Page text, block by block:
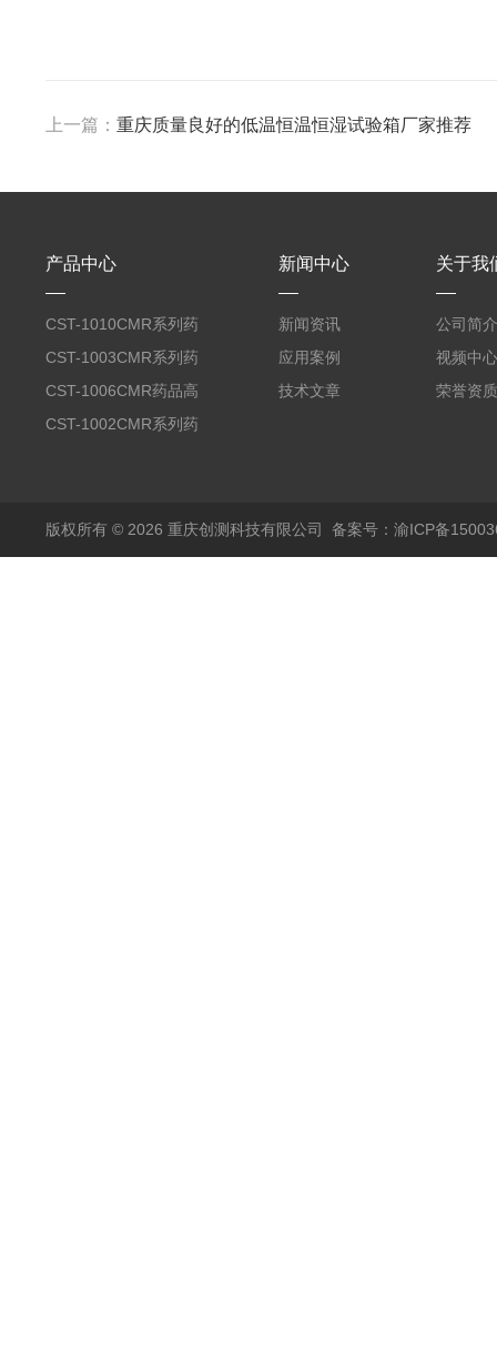
上一篇： 重庆质量良好的低温恒温恒湿试验箱厂家推荐
产品中心
CST-1010CMR系列药
品高温试验箱
CST-1003CMR系列药
品高温试验箱
CST-1006CMR药品高
温试验箱
CST-1002CMR系列药
新闻中心
新闻资讯
应用案例
技术文章
关于我
公司简介
视频中心
荣誉资质
版权所有 © 2026 重庆创测科技有限公司 备案号：渝ICP备